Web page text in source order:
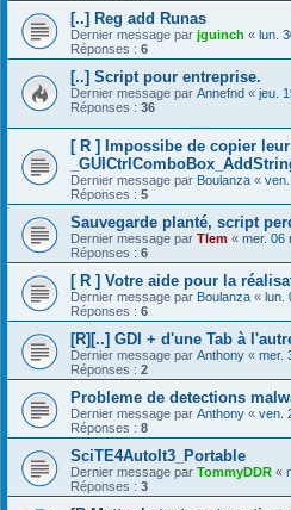
[..] Reg add Runas
Dernier message par jguinch « lun.
Réponses : 6
[..] Script pour entreprise.
Dernier message par Annefnd « jeu.
Réponses : 36
[ R ] Impossibe de copier
Dernier message par Boulanza «
Réponses : 5
Sauvegarde planté, script
Dernier message par Tlem « mer. 06
Réponses : 6
[ R ] Votre aide pour la
Dernier message par Boulanza « lun.
Réponses : 6
[R][..] GDI + d'une Tab à
Dernier message par Anthony « mer.
Réponses : 2
Probleme de detections
Dernier message par Anthony « ven.
Réponses : 8
SciTE4AutoIt3_Portable
Dernier message par TommyDDR «
Réponses : 3